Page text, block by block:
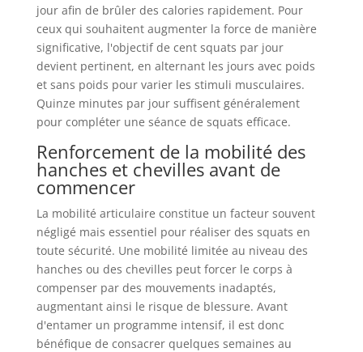
jour afin de brûler des calories rapidement. Pour
ceux qui souhaitent augmenter la force de manière
significative, l'objectif de cent squats par jour
devient pertinent, en alternant les jours avec poids
et sans poids pour varier les stimuli musculaires.
Quinze minutes par jour suffisent généralement
pour compléter une séance de squats efficace.
Renforcement de la mobilité des
hanches et chevilles avant de
commencer
La mobilité articulaire constitue un facteur souvent
négligé mais essentiel pour réaliser des squats en
toute sécurité. Une mobilité limitée au niveau des
hanches ou des chevilles peut forcer le corps à
compenser par des mouvements inadaptés,
augmentant ainsi le risque de blessure. Avant
d'entamer un programme intensif, il est donc
bénéfique de consacrer quelques semaines au